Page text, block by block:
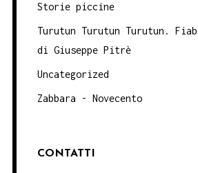
Storie piccine
Turutun Turutun Turutun.
di Giuseppe Pitrè
Uncategorized
Zabbara - Novecento
CONTATTI